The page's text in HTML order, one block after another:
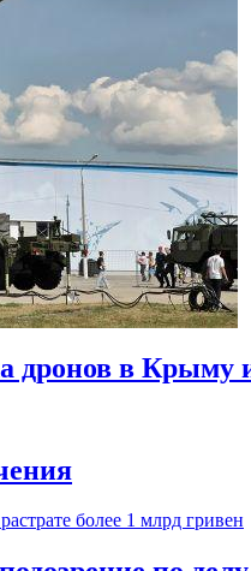
дронов в Крыму